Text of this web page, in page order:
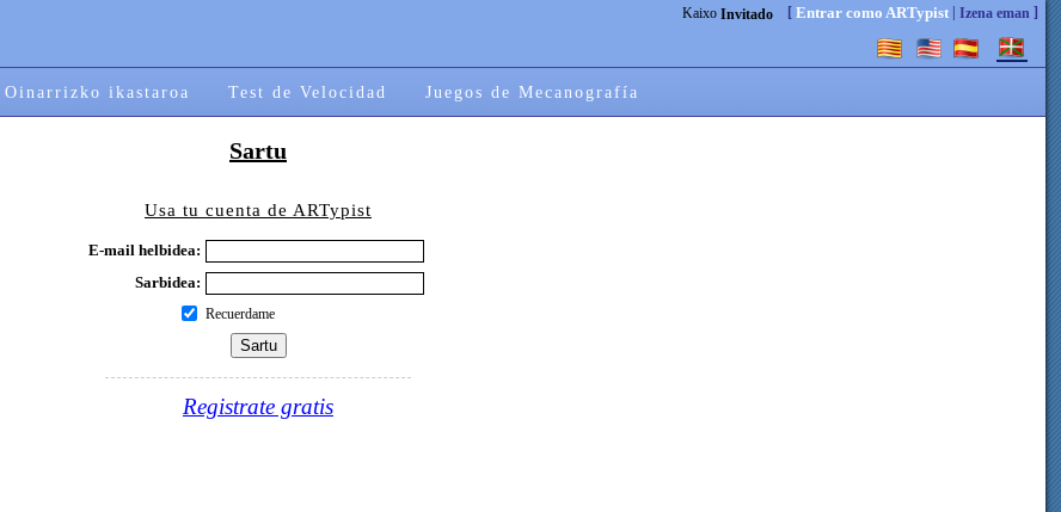
Kaixo Invitado [ Entrar como ARTypist| Izena eman ]
Oinarrizko ikastaroa Test de Velocidad Juegos de Mecanografía
Sartu
Usa tu cuenta de ARTypist
E-mail helbidea:
Sarbidea:
Recuerdame
Registrate gratis